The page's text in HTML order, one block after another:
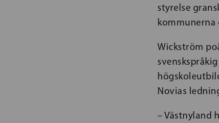
styrelse
kommunerna
Wickström
Novias
– Västnyland